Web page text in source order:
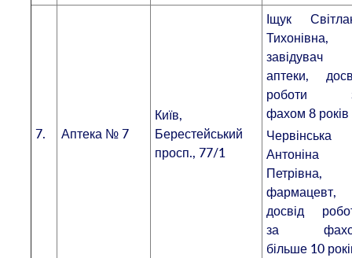
7. Аптека № 7
Київ,
Берестейський
просп., 77/1
Іщук
Тихонівна,
завідувач
аптеки,
роботи
фахом 8 років
Червінська
Антоніна
Петрівна,
фармацевт,
досвід
за
більше 10